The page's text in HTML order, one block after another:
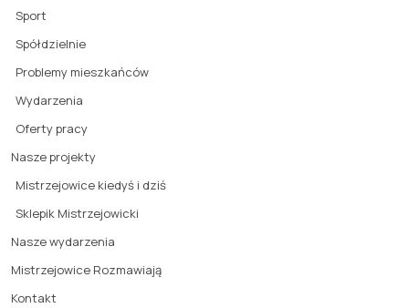
Sport
Spółdzielnie
Problemy mieszkańców
Wydarzenia
Oferty pracy
Nasze projekty
Mistrzejowice kiedyś i dziś
Sklepik Mistrzejowicki
Nasze wydarzenia
Mistrzejowice Rozmawiają
Kontakt